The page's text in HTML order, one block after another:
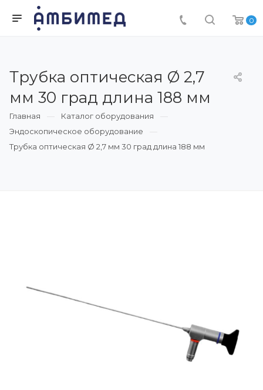
0
Трубка оптическая Ø 2,7
мм 30 град длина 188 мм
Главная
Каталог оборудования
Эндоскопическое оборудование
Трубка оптическая Ø 2,7 мм 30 град длина 188 мм